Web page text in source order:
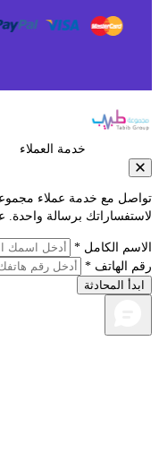
خدمة العملاء
مع خدمة عملاء مجموعة
برسالة واحدة.
الكامل *
الهاتف *
المحادثة